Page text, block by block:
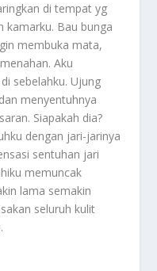
di tempat yg
kamarku. Bau bunga
membuka mata,
Aku
sebelahku. Ujung
menyentuhnya
Siapakah dia?
dengan jari-jarinya
sentuhan jari
memuncak
lama semakin
seluruh kulit